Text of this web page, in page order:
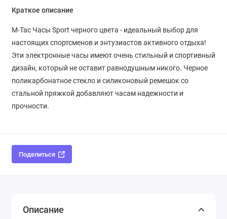
Краткое описание
M-Tac Часы Sport черного цвета - идеальный выбор для
настоящих спортсменов и энтузиастов активного отдыха!
Эти электронные часы имеют очень стильный и спортивный
дизайн, который не оставит равнодушным никого. Черное
поликарбонатное стекло и силиконовый ремешок со
стальной пряжкой добавляют часам надежности и
прочности.
Поделиться
Описание